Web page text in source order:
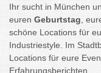
Ihr sucht in München
euren Geburtstag ,
schöne Locations für
Industriestyle. Im
Locations für eure
Erfahrungsberichten.